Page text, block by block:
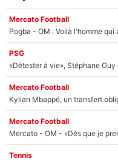
Mercato Football
Pogba - OM : Voilà l'homme qui
PSG
«Détester à vie», Stéphane
Mercato Football
Kylian Mbappé, un transfert
Mercato Football
Tennis